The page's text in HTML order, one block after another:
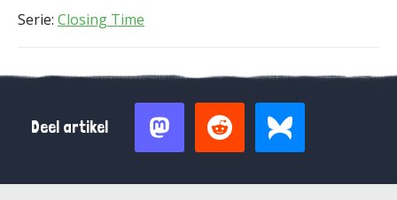
Serie: Closing Time
Deel artikel